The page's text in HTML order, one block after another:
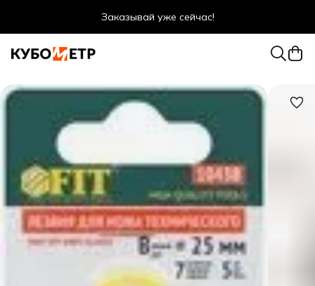
Заказывай уже сейчас!
Оптовые цены даже для физ. лиц